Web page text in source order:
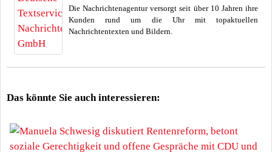
Die Nachrichtenagentur versorgt seit über 10 Jahren ihre
Kunden rund um die Uhr mit topaktuellen
Nachrichtentexten und Bildern.
Das könnte Sie auch interessieren: